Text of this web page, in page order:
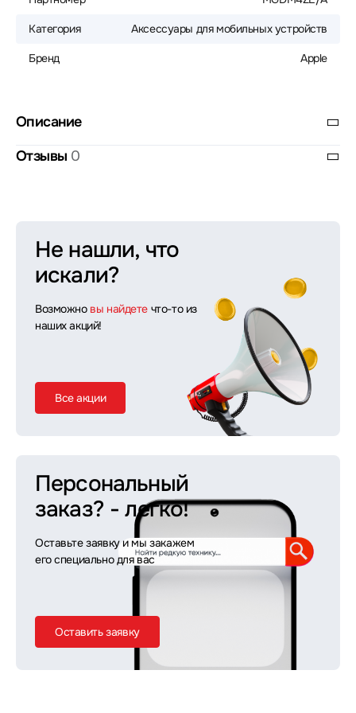
Категория Аксессуары для мобильных устройств
Бренд Apple
Описание
Отзывы 0
Не нашли, что
искали?
Возможно вы найдете что-то из
наших акций!
Все акции
Персональный
заказ? - легко!
Оставьте заявку и мы закажем
его специально для вас
Оставить заявку